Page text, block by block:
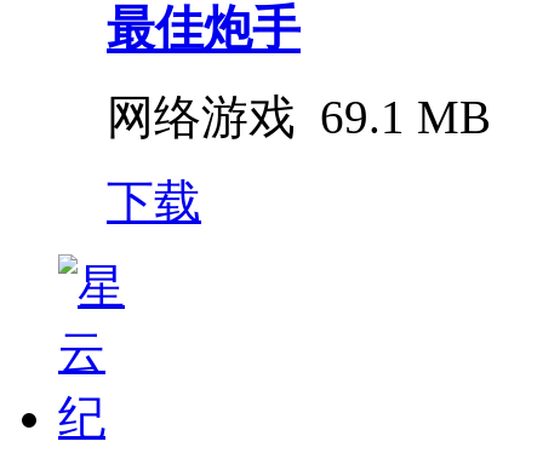
最佳炮手
网络游戏 69.1 MB
下载